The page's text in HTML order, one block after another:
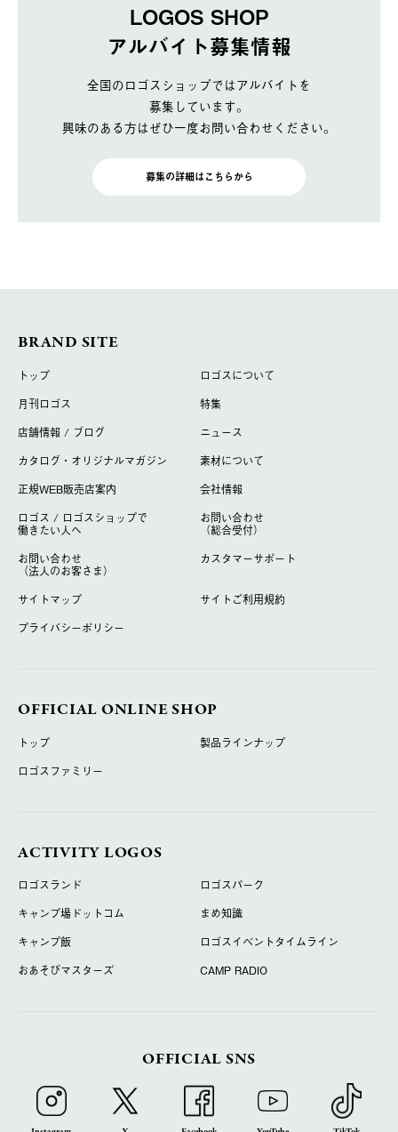
LOGOS SHOP
アルバイト募集情報
全国のロゴスショップではアルバイトを
募集しています。
興味のある方はぜひ一度お問い合わせください。
募集の詳細はこちらから
BRAND SITE
トップ
ロゴスについて
月刊ロゴス
特集
店舗情報 / ブログ
ニュース
カタログ・オリジナルマガジン
素材について
正規WEB販売店案内
会社情報
ロゴス / ロゴスショップで
働きたい人へ
お問い合わせ
（総合受付）
お問い合わせ
（法人のお客さま）
カスタマーサポート
サイトマップ
サイトご利用規約
プライバシーポリシー
OFFICIAL ONLINE SHOP
トップ
製品ラインナップ
ロゴスファミリー
ACTIVITY LOGOS
ロゴスランド
ロゴスパーク
キャンプ場ドットコム
まめ知識
キャンプ飯
ロゴスイベントタイムライン
おあそびマスターズ
CAMP RADIO
OFFICIAL SNS